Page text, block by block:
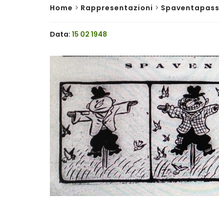
Home > Rappresentazioni >
Data: 15 02 1948